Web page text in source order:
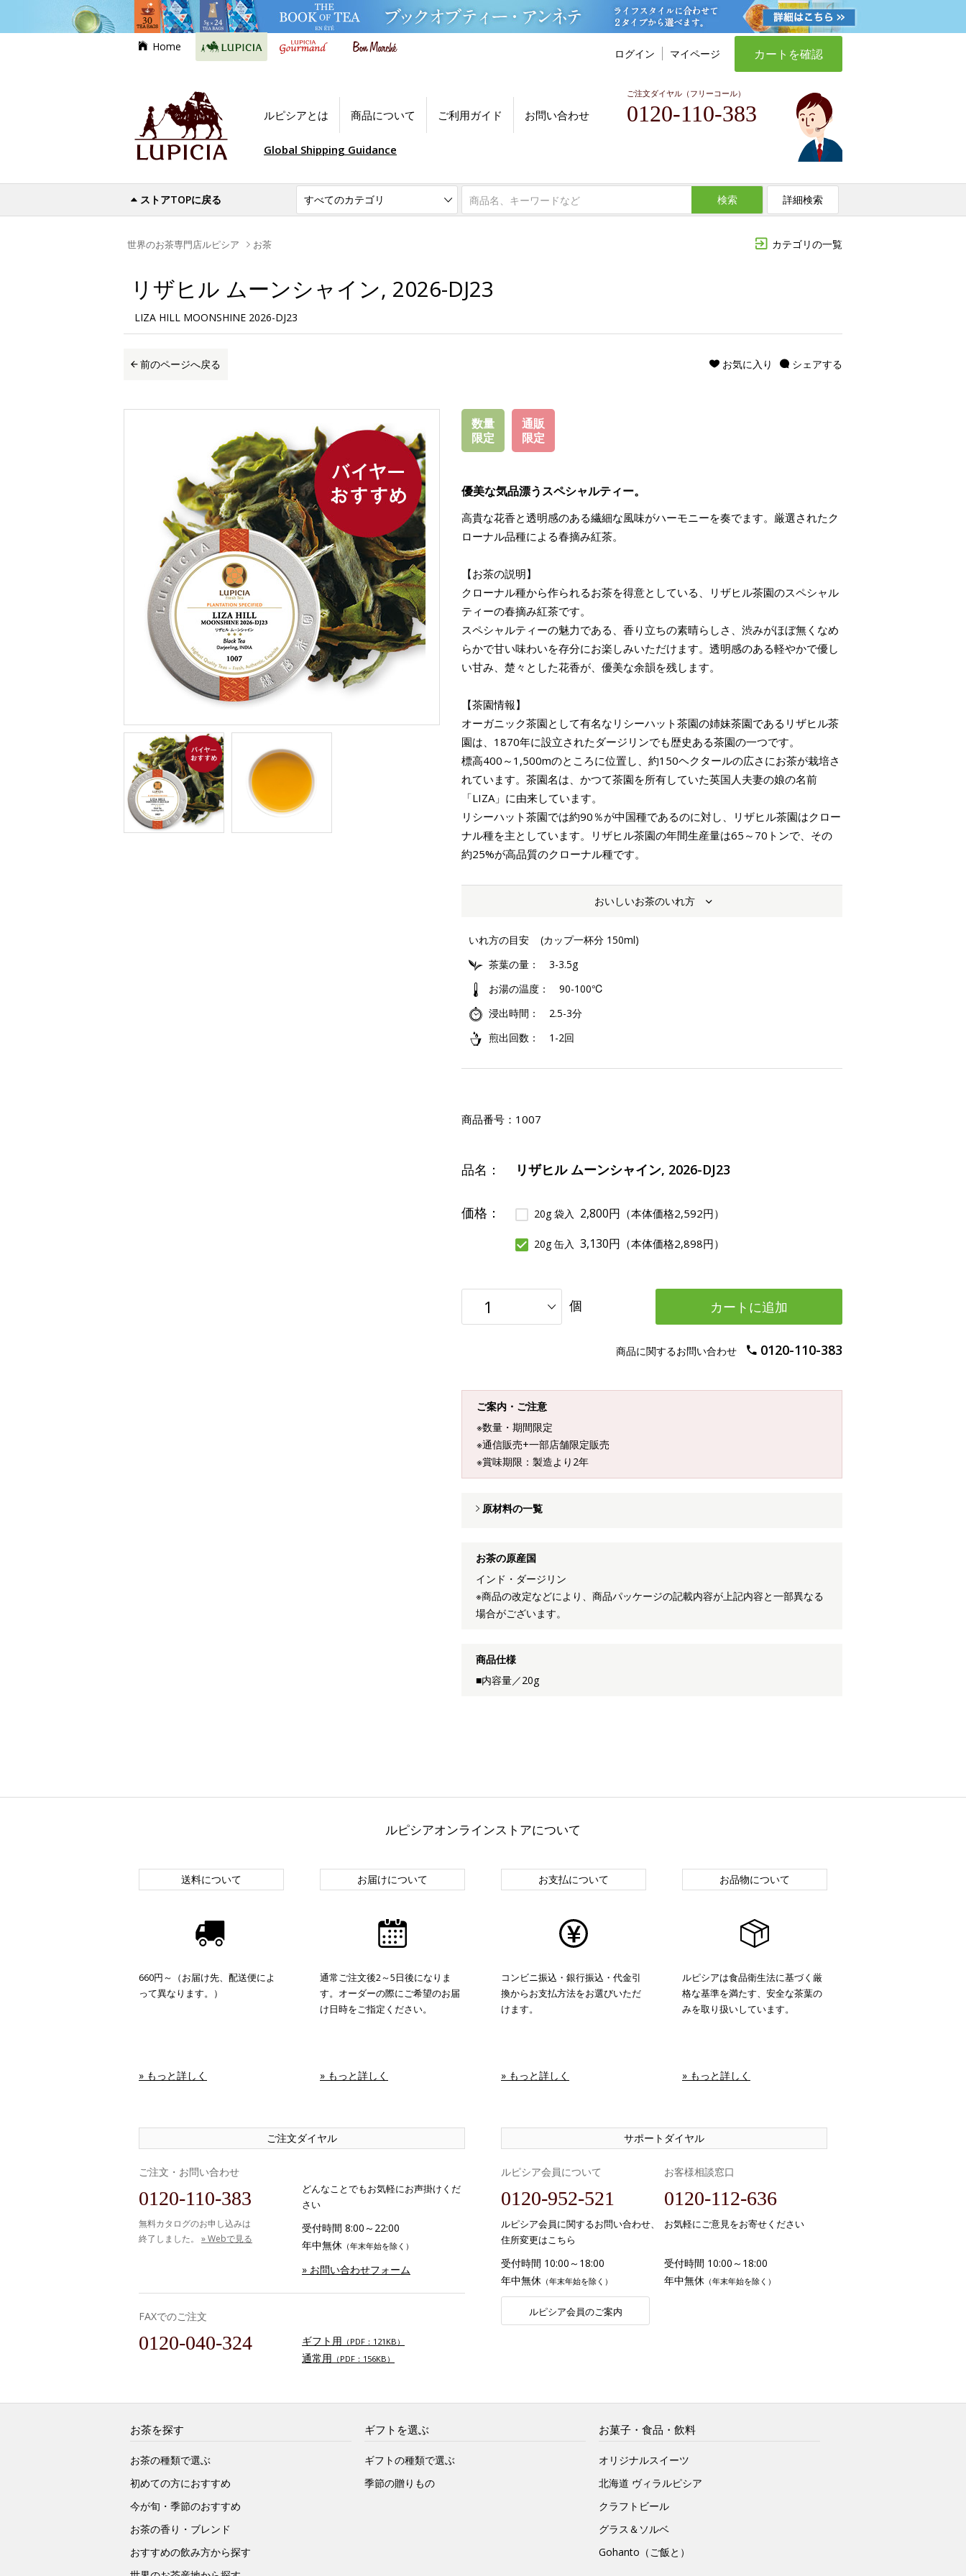
Home
ログイン マイページ カートを確認
ルピシアとは 商品について ご利用ガイド お問い合わせ
ご注文ダイヤル（フリーコール）
0120-110-383
Global Shipping Guidance
ストアTOPに戻る 検索 詳細検索
カテゴリの一覧
世界のお茶専門店ルピシア お茶
リザヒル ムーンシャイン, 2026-DJ23
LIZA HILL MOONSHINE 2026-DJ23
前のページへ戻る シェアする
お気に入り
数量
限定
通販
限定
優美な気品漂うスペシャルティー。
高貴な花香と透明感のある繊細な風味がハーモニーを奏でます。厳選されたク
ローナル品種による春摘み紅茶。
【お茶の説明】
クローナル種から作られるお茶を得意としている、リザヒル茶園のスペシャル
ティーの春摘み紅茶です。
スペシャルティーの魅力である、香り立ちの素晴らしさ、渋みがほぼ無くなめ
らかで甘い味わいを存分にお楽しみいただけます。透明感のある軽やかで優し
い甘み、楚々とした花香が、優美な余韻を残します。
【茶園情報】
オーガニック茶園として有名なリシーハット茶園の姉妹茶園であるリザヒル茶
園は、1870年に設立されたダージリンでも歴史ある茶園の一つです。
標高400～1,500mのところに位置し、約150ヘクタールの広さにお茶が栽培さ
れています。茶園名は、かつて茶園を所有していた英国人夫妻の娘の名前
「LIZA」に由来しています。
リシーハット茶園では約90％が中国種であるのに対し、リザヒル茶園はクロー
ナル種を主としています。リザヒル茶園の年間生産量は65～70トンで、その
約25%が高品質のクローナル種です。
おいしいお茶のいれ方
いれ方の目安
(カップ一杯分 150ml)
茶葉の量
3-3.5g
お湯の温度
90-100℃
浸出時間
2.5-3分
煎出回数
1-2回
商品番号： 1007
品名： リザヒル ムーンシャイン, 2026-DJ23
価格： 20g 袋入 2,800円 （本体価格2,592円）
20g 缶入 3,130円 （本体価格2,898円）
個 カートに追加
商品に関するお問い合わせ 0120-110-383
ご案内・ご注意
※数量・期間限定
※通信販売+一部店舗限定販売
※賞味期限：製造より2年
原材料の一覧
お茶の原産国
インド・ダージリン
※商品の改定などにより、商品パッケージの記載内容が上記内容と一部異なる
場合がございます。
商品仕様
■内容量／20g
ルピシアオンラインストアについて
送料について
660円～（お届け先、配送便によ
って異なります。）
» もっと詳しく
お届けについて
通常ご注文後2～5日後になりま
す。オーダーの際にご希望のお届
け日時をご指定ください。
» もっと詳しく
お支払について
コンビニ振込・銀行振込・代金引
換からお支払方法をお選びいただ
けます。
» もっと詳しく
お品物について
ルピシアは食品衛生法に基づく厳
格な基準を満たす、安全な茶葉の
みを取り扱いしています。
» もっと詳しく
ご注文ダイヤル
ご注文・お問い合わせ
0120-110-383
無料カタログのお申し込みは
終了しました。 » Webで見る
どんなことでもお気軽にお声掛けくだ
さい
受付時間 8:00～22:00
年中無休 （年末年始を除く）
» お問い合わせフォーム
FAXでのご注文
0120-040-324 ギフト用 （PDF：121KB）
通常用 （PDF：156KB）
サポートダイヤル
ルピシア会員について
0120-952-521
ルピシア会員に関するお問い合わせ、
住所変更はこちら
受付時間 10:00～18:00
年中無休 （年末年始を除く）
ルピシア会員のご案内
お客様相談窓口
0120-112-636
お気軽にご意見をお寄せください
受付時間 10:00～18:00
年中無休 （年末年始を除く）
お茶を探す
お茶の種類で選ぶ
初めての方におすすめ
今が旬・季節のおすすめ
お茶の香り・ブレンド
おすすめの飲み方から探す
ギフトを選ぶ
ギフトの種類で選ぶ
季節の贈りもの
お菓子・食品・飲料
オリジナルスイーツ
北海道 ヴィラルピシア
クラフトビール
グラス＆ソルベ
Gohanto（ご飯と）